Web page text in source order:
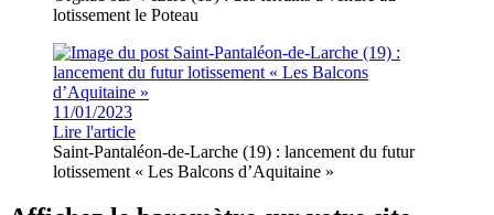
lotissement le Poteau
11/01/2023
Lire l'article
Saint-Pantaléon-de-Larche (19) : lancement du futur
lotissement « Les Balcons d’Aquitaine »